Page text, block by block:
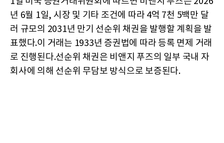
년 6월 1일, 시장 및 기타 조건에 따라 4억 7천 5백만 달
러 규모의 2031년 만기 선순위 채권을 발행할 계획을 발
표했다.이 거래는 1933년 증권법에 따라 등록 면제 거래
로 진행된다.선순위 채권은 비앤지 푸즈의 일부 국내 자
회사에 의해 선순위 무담보 방식으로 보증된다.